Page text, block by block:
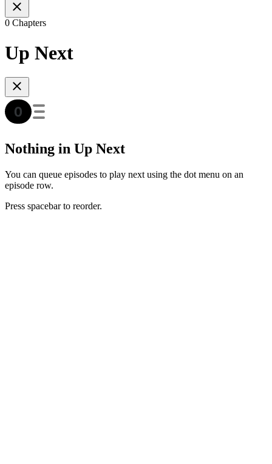
0 Chapters
Up Next
Nothing in Up Next
You can queue episodes to play next using the dot menu on an
episode row.
Press spacebar to reorder.